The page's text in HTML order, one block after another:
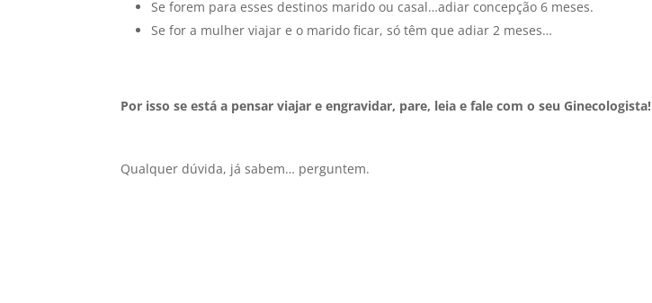
Se forem para esses destinos marido ou casal…adiar concepção 6 meses.
Se for a mulher viajar e o marido ficar, só têm que adiar 2 meses…
Por isso se está a pensar viajar e engravidar, pare, leia e fale com o seu Ginecologista!
Qualquer dúvida, já sabem… perguntem.